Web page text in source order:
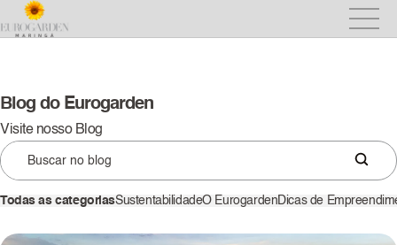
Blog do Eurogarden
Visite nosso Blog
Todas as categoriasSustentabilidadeO EurogardenDicas de